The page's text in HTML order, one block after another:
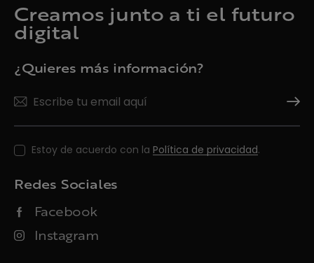
Creamos junto a ti el futuro
digital
¿Quieres más información?
Estoy de acuerdo con la Política de privacidad.
Redes Sociales
Facebook
Instagram